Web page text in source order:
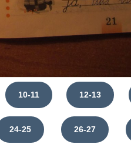
10-11 12-13
24-25 26-27